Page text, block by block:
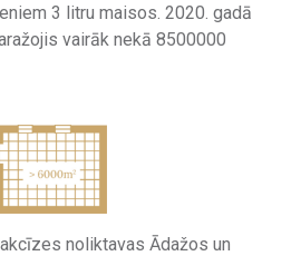
3 litru maisos. 2020. gadā
vairāk nekā 8500000
noliktavas Ādažos un